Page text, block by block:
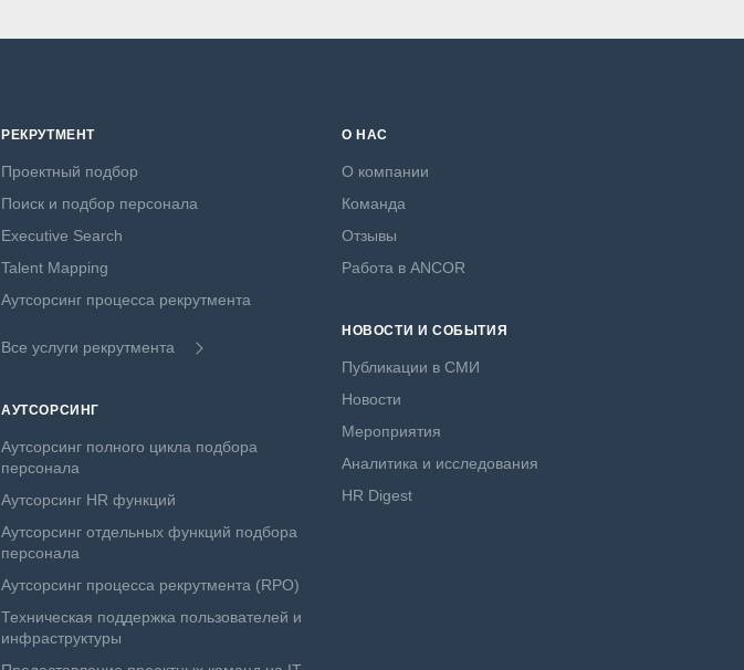
РЕКРУТМЕНТ
Проектный подбор
Поиск и подбор персонала
Executive Search
Talent Mapping
Аутсорсинг процесса рекрутмента
Все услуги рекрутмента
АУТСОРСИНГ
Аутсорсинг полного цикла подбора
персонала
Аутсорсинг HR функций
Аутсорсинг отдельных функций подбора
персонала
Аутсорсинг процесса рекрутмента (RPO)
Техническая поддержка пользователей и
инфраструктуры
О НАС
О компании
Команда
Отзывы
Работа в ANCOR
НОВОСТИ И СОБЫТИЯ
Публикации в СМИ
Новости
Мероприятия
Аналитика и исследования
HR Digest